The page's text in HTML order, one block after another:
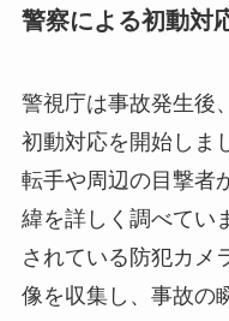
警察による初動対
警視庁は事故発生後
初動対応を開始しま
転手や周辺の目撃者
緯を詳しく調べてい
されている防犯カメ
像を収集し、事故の